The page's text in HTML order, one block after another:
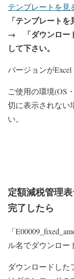
テンプレートを見
「テンプレート
→ 「ダウンロー
して下さい。
バージョンがExcel
ご使用の環境(OS
切に表示されない
い。
定額減税管理
完了したら
「
ル名でダウンロー
ダウンロードした